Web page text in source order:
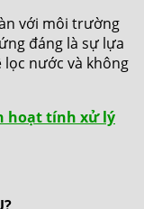
với môi trường
đáng là sự lựa
nước và không
hoạt tính xử lý